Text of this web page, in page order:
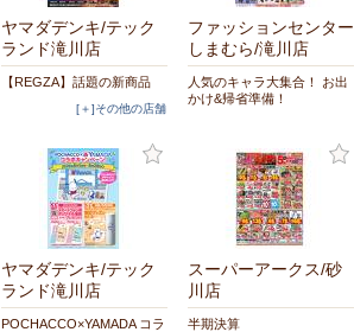
ヤマダデンキ/テック
ランド滝川店
【REGZA】話題の新商品
[＋]その他の店舗
ファッションセンター
しまむら/滝川店
人気のキャラ大集合！ お出
かけ&帰省準備！
ヤマダデンキ/テック
ランド滝川店
POCHACCO×YAMADA コラ
スーパーアークス/砂
川店
半期決算